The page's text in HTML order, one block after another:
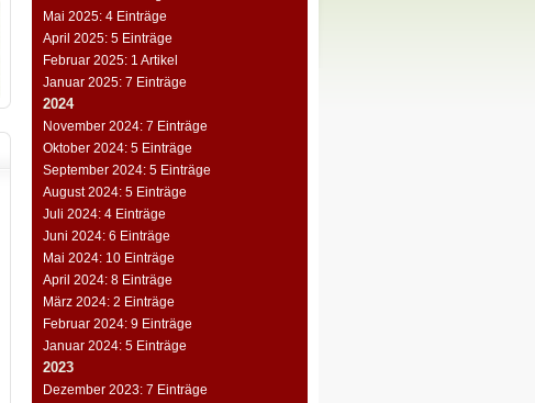
Mai 2025: 4 Einträge
April 2025: 5 Einträge
Februar 2025: 1 Artikel
Januar 2025: 7 Einträge
2024
November 2024: 7 Einträge
Oktober 2024: 5 Einträge
September 2024: 5 Einträge
August 2024: 5 Einträge
Juli 2024: 4 Einträge
Juni 2024: 6 Einträge
Mai 2024: 10 Einträge
April 2024: 8 Einträge
März 2024: 2 Einträge
Februar 2024: 9 Einträge
Januar 2024: 5 Einträge
2023
Dezember 2023: 7 Einträge